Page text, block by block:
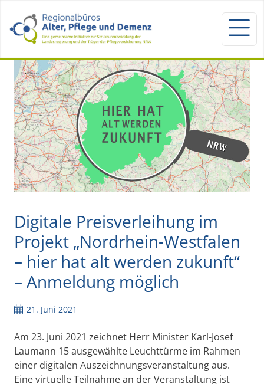
Digitale Preisverleihung im
Projekt „Nordrhein-Westfalen
– hier hat alt werden zukunft“
– Anmeldung möglich
21. Juni 2021
Am 23. Juni 2021 zeichnet Herr Minister Karl-Josef
Laumann 15 ausgewählte Leuchttürme im Rahmen
einer digitalen Auszeichnungsveranstaltung aus.
Eine virtuelle Teilnahme an der Veranstaltung ist